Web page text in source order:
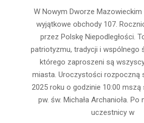
11-
05
W Nowym Dworze
wyjątkowe obchody 107.
przez Polskę Niepodległości.
patriotyzmu, tradycji i wspólnego
którego zaproszeni są
miasta. Uroczystości rozpoczną
2025 roku o godzinie 10:00 mszą
pw. św. Michała Archanioła. Po
uczestnicy w